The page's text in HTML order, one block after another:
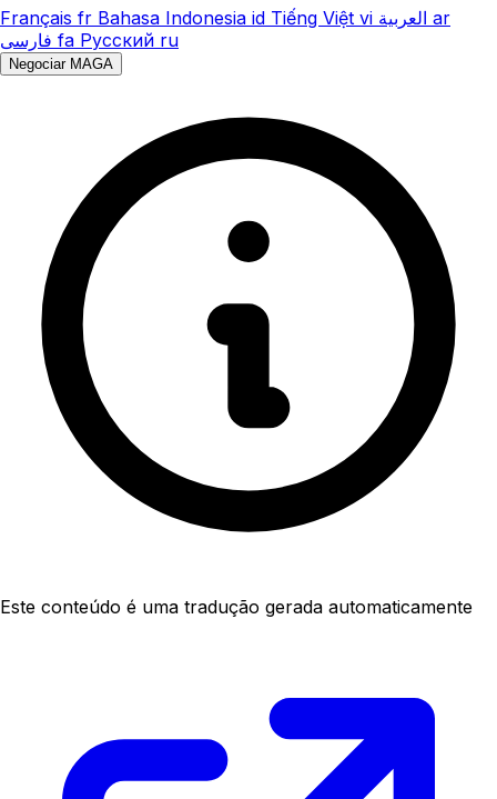
Français fr Bahasa Indonesia id Tiếng Việt vi العربية ar
فارسی fa Русский ru
Negociar MAGA
Este conteúdo é uma tradução gerada automaticamente